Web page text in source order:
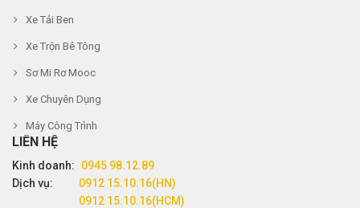
Xe Tải Ben
Xe Trộn Bê Tông
Sơ Mi Rơ Mooc
Xe Chuyên Dụng
Máy Công Trình
LIÊN HỆ
Kinh doanh:
0945 98.12.89
Dịch vụ:
0912 15.10.16(HN)
0912 15.10.16(HCM)